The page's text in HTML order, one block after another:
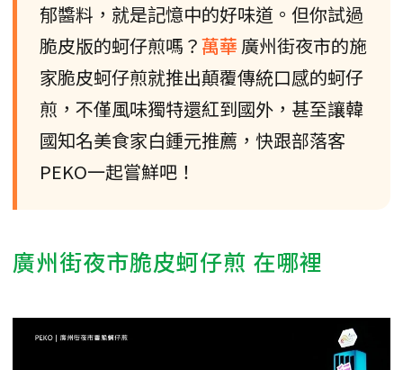
郁醬料，就是記憶中的好味道。但你試過
脆皮版的蚵仔煎嗎？萬華 廣州街夜市的施
家脆皮蚵仔煎就推出顛覆傳統口感的蚵仔
煎，不僅風味獨特還紅到國外，甚至讓韓
國知名美食家白鍾元推薦，快跟部落客
PEKO一起嘗鮮吧！
廣州街夜市脆皮蚵仔煎 在哪裡